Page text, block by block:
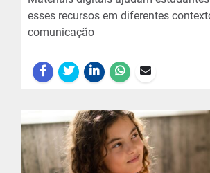
esses recursos em diferentes
comunicação